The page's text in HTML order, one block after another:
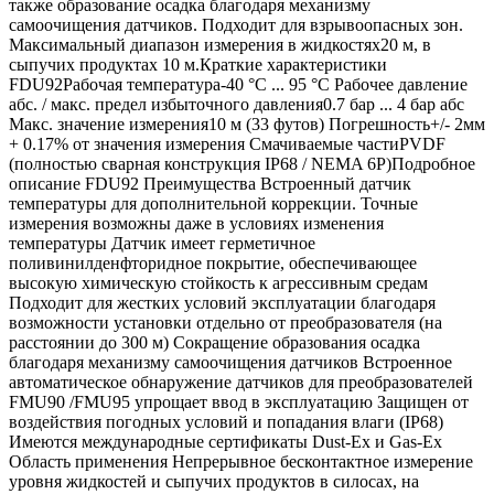
также образование осадка благодаря механизму
самоочищения датчиков. Подходит для взрывоопасных зон.
Максимальный диапазон измерения в жидкостях20 м, в
сыпучих продуктах 10 м.Краткие характеристики
FDU92Рабочая температура-40 °C ... 95 °C Рабочее давление
абс. / макс. предел избыточного давления0.7 бар ... 4 бар абс
Макс. значение измерения10 м (33 футов) Погрешность+/- 2мм
+ 0.17% от значения измерения Смачиваемые частиPVDF
(полностью сварная конструкция IP68 / NEMA 6P)Подробное
описание FDU92 Преимущества Встроенный датчик
температуры для дополнительной коррекции. Точные
измерения возможны даже в условиях изменения
температуры Датчик имеет герметичное
поливинилденфторидное покрытие, обеспечивающее
высокую химическую стойкость к агрессивным средам
Подходит для жестких условий эксплуатации благодаря
возможности установки отдельно от преобразователя (на
расстоянии до 300 м) Сокращение образования осадка
благодаря механизму самоочищения датчиков Встроенное
автоматическое обнаружение датчиков для преобразователей
FMU90 /FMU95 упрощает ввод в эксплуатацию Защищен от
воздействия погодных условий и попадания влаги (IP68)
Имеются международные сертификаты Dust-Ex и Gas-Ex
Область применения Непрерывное бесконтактное измерение
уровня жидкостей и сыпучих продуктов в силосах, на